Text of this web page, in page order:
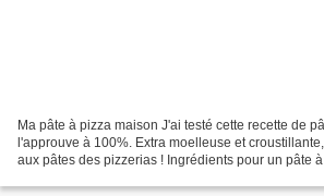
Ma pâte à pizza maison J'ai testé cette recette de
l'approuve à 100%. Extra moelleuse et
aux pâtes des pizzerias ! Ingrédients pour un pâte à